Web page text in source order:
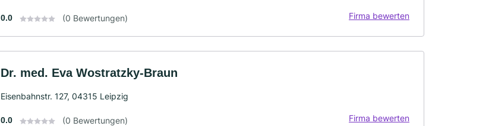
0.0 (0 Bewertungen) Firma bewerten
Dr. med. Eva Wostratzky-Braun
Eisenbahnstr. 127, 04315 Leipzig
0.0 (0 Bewertungen) Firma bewerten